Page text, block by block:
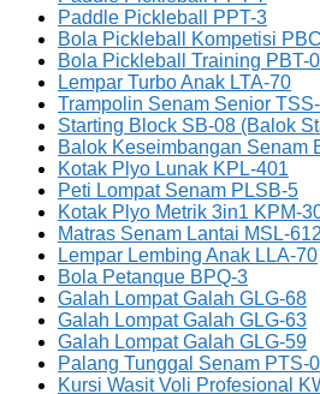
Paddle Pickleball PPT-3
Bola Pickleball Kompetisi
Bola Pickleball Training PBT-
Lempar Turbo Anak LTA-70
Trampolin Senam Senior
Starting Block SB-08 (Balok
Balok Keseimbangan Senam
Kotak Plyo Lunak KPL-401
Peti Lompat Senam PLSB-5
Kotak Plyo Metrik 3in1 KPM-
Matras Senam Lantai MSL-612
Lempar Lembing Anak LLA-70
Bola Petanque BPQ-3
Galah Lompat Galah GLG-68
Galah Lompat Galah GLG-63
Galah Lompat Galah GLG-59
Palang Tunggal Senam PTS-
Kursi Wasit Voli Profesional